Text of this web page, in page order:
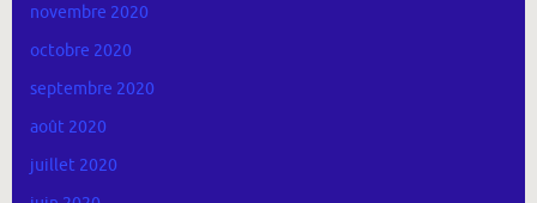
novembre 2020
octobre 2020
septembre 2020
août 2020
juillet 2020